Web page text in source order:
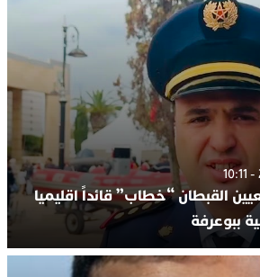
القبطان “خطاب” قائداً اقليميا
ببوعرفة